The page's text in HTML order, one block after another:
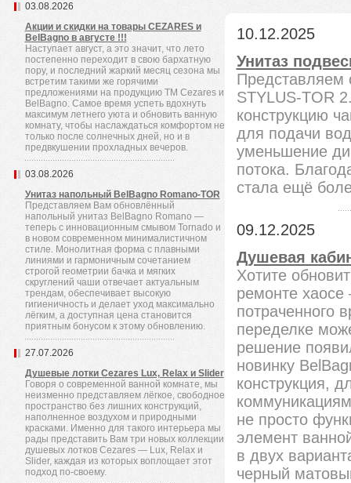
03.08.2026
Акции и скидки на товары CEZARES и
BelBagno в августе !!!
Наступает август, а это значит, что лето
постепенно переходит в свою бархатную
пору, и последний жаркий месяц сезона мы
встретим такими же горячими
предложениями на продукцию TM Cezares и
BelBagno. Самое время успеть вдохнуть
максимум летнего уюта и обновить ванную
комнату, чтобы наслаждаться комфортом не
только после солнечных дней, но и в
предвкушении прохладных вечеров.
03.08.2026
Унитаз напольный BelBagno Romano-TOR
Представляем Вам обновлённый
напольный унитаз BelBagno Romano —
теперь с инновационным смывом Tornado и
в новом современном минималистичном
стиле. Монолитная форма с плавными
линиями и гармоничным сочетанием
строгой геометрии бачка и мягких
скруглений чаши отвечает актуальным
трендам, обеспечивает высокую
гигиеничность и делает уход максимально
лёгким, а доступная цена становится
приятным бонусом к этому обновлению.
27.07.2026
Душевые лотки Cezares Lux, Relax и Slider
Говоря о современной ванной комнате, мы
неизменно представляем лёгкое, свободное
пространство без лишних конструкций,
наполненное воздухом и природными
красками. Именно для такого интерьера мы
рады представить Вам три новых коллекции
душевых лотков Cezares — Lux, Relax и
Slider, каждая из которых воплощает этот
подход по-своему.
10.12.2025
Унитаз
Представляем
STYLUS-TOR
конструкцию
для подачи
уменьшение
потока.
стала ещё
09.12.2025
Душевая
Хотите
ремонте
потраченного
переделке
решение
новинку
конструкция,
не просто
элемент
в двух
черный